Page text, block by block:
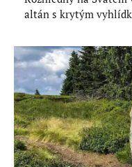
altán s krytým